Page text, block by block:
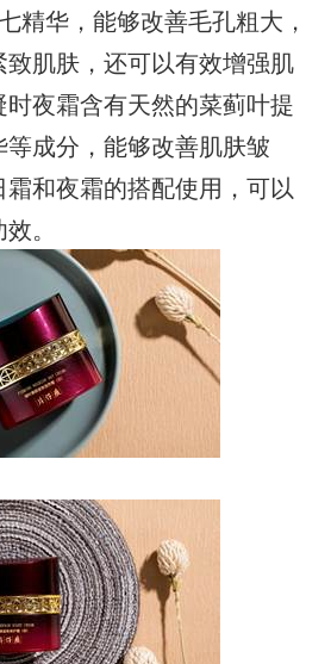
精华，能够改善毛孔粗大，
肌肤，还可以有效增强肌
夜霜含有天然的菜蓟叶提
成分，能够改善肌肤皱
和夜霜的搭配使用，可以
。